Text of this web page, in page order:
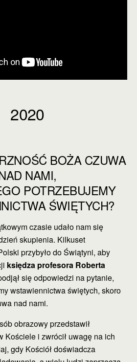
2020
BOŻA CZUWA
NAMI,
POTRZEBUJEMY
ŚWIĘTYCH?
czasie udało nam się
skupienia. Kilkuset
przybyło do Świątyni, aby
księdza profesora Roberta
się odpowiedzi na pytanie,
wstawiennictwa świętych, skoro
nad nami.
obrazowy przedstawił
Kościele i zwrócił uwagę na ich
gdy Kościół doświadcza